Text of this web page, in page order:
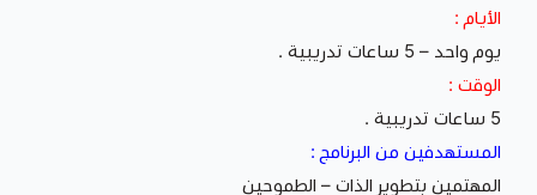
الأيام :
يوم واحد – 5 ساعات تدريبية .
الوقت :
5 ساعات تدريبية .
المستهدفين من البرنامج :
المهتمين بتطوير الذات – الطموحين